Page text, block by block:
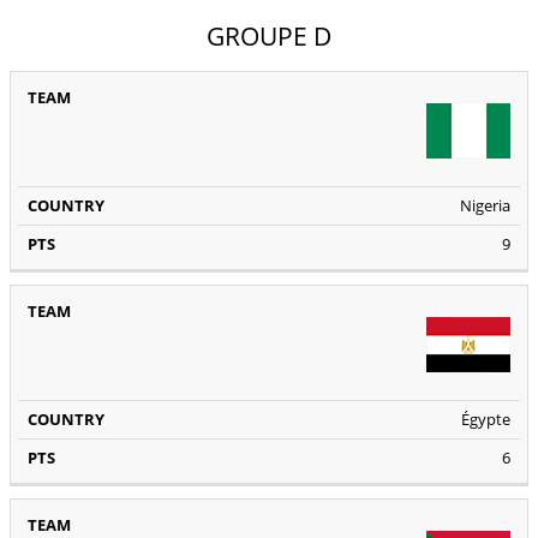
GROUPE D
TEAM
Nigeria
9
Égypte
6